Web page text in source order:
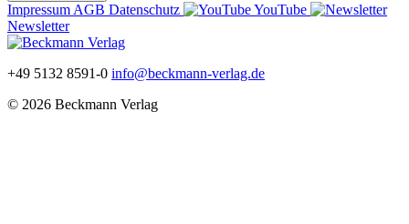
Impressum AGB Datenschutz
YouTube
Newsletter
+49 5132 8591-0 info@beckmann-verlag.de
© 2026 Beckmann Verlag